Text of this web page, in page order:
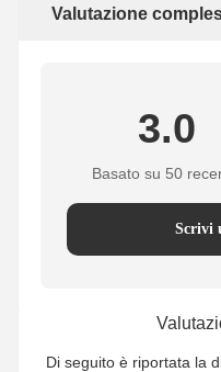
Valutazione
3.0
Basato su 50
Scrivi
Di seguito è riportata la